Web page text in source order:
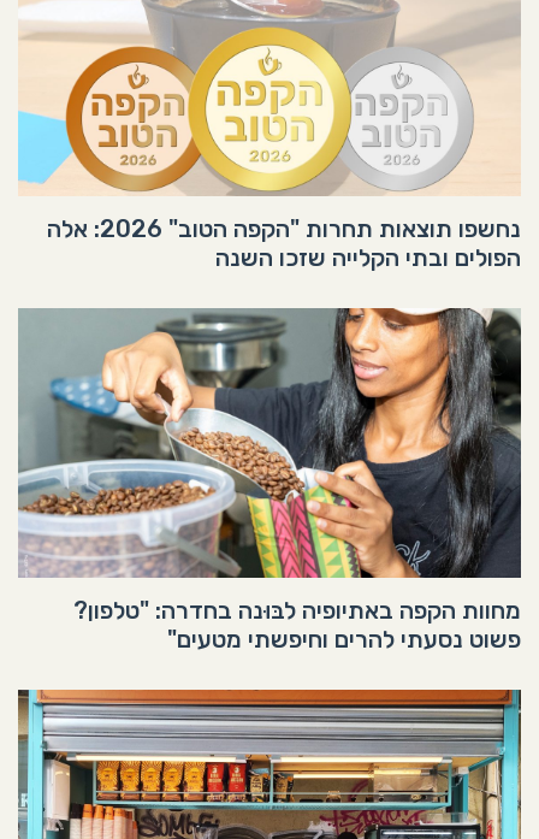
נחשפו תוצאות תחרות "הקפה הטוב" 2026: אלה
הפולים ובתי הקלייה שזכו השנה
מחוות הקפה באתיופיה לבּוּנה בחדרה: "טלפון?
פשוט נסעתי להרים וחיפשתי מטעים"